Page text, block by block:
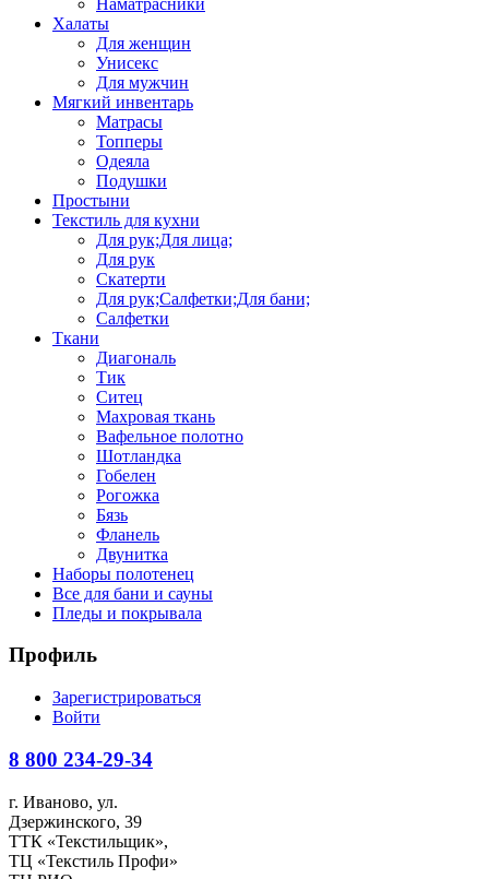
Халаты
Для женщин
Унисекс
Для мужчин
Мягкий инвентарь
Матрасы
Топперы
Одеяла
Подушки
Простыни
Текстиль для кухни
Для рук;Для лица;
Для рук
Скатерти
Для рук;Салфетки;Для бани;
Салфетки
Ткани
Диагональ
Тик
Ситец
Махровая ткань
Вафельное полотно
Шотландка
Гобелен
Рогожка
Бязь
Фланель
Двунитка
Наборы полотенец
Все для бани и сауны
Пледы и покрывала
Профиль
Зарегистрироваться
Войти
8 800 234-29-34
г. Иваново, ул.
Дзержинского, 39
ТТК «Текстильщик»,
ТЦ «Текстиль Профи»